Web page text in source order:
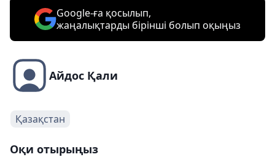
Google-ға қосылып,
жаңалықтарды бірінші болып оқыңыз
Айдос Қали
Қазақстан
Оқи отырыңыз